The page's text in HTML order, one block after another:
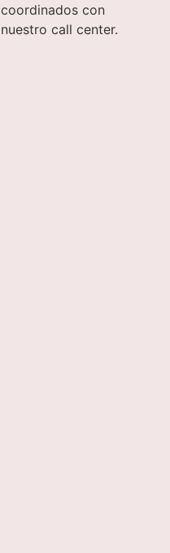
coordinados con
nuestro call center.